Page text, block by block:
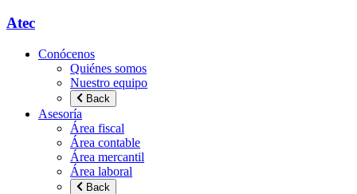
Atec
Conócenos
Quiénes somos
Nuestro equipo
Back
Asesoría
Área fiscal
Área contable
Área mercantil
Área laboral
Back